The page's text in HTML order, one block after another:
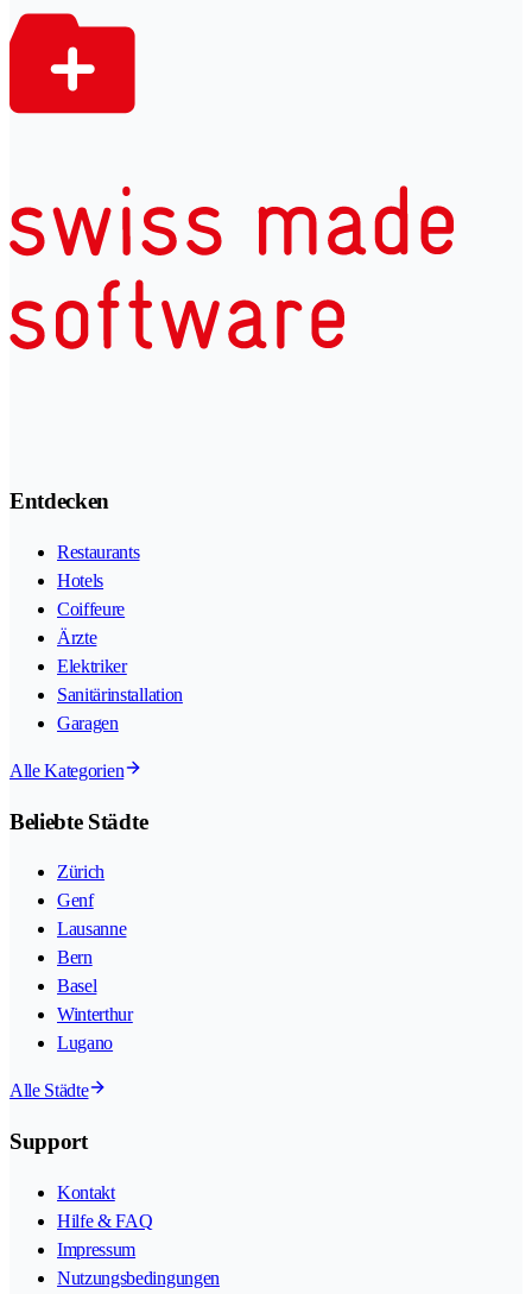
Entdecken
Restaurants
Hotels
Coiffeure
Ärzte
Elektriker
Sanitärinstallation
Garagen
Alle Kategorien
Beliebte Städte
Zürich
Genf
Lausanne
Bern
Basel
Winterthur
Lugano
Alle Städte
Support
Kontakt
Hilfe & FAQ
Impressum
Nutzungsbedingungen